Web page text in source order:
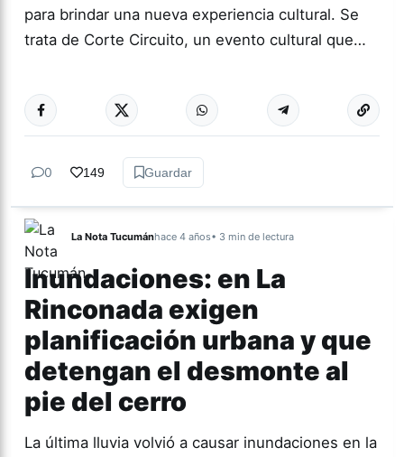
para brindar una nueva experiencia cultural. Se
trata de Corte Circuito, un evento cultural que…
CULTURA Más
0 149 Guardar
La Nota Tucumánhace 4 años• 3 min de lectura
Inundaciones: en La
Rinconada exigen
planificación urbana y que
detengan el desmonte al
pie del cerro
La última lluvia volvió a causar inundaciones en la